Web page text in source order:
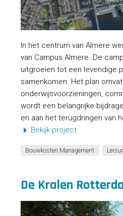
In het centrum van Almere
van Campus Almere. De
uitgroeien tot een levendige
samenkomen. Het plan
onderwijsvoorzieningen,
wordt een belangrijke
en aan het terugdringen van
Bekijk project
Bouwkosten Management
De Kralen